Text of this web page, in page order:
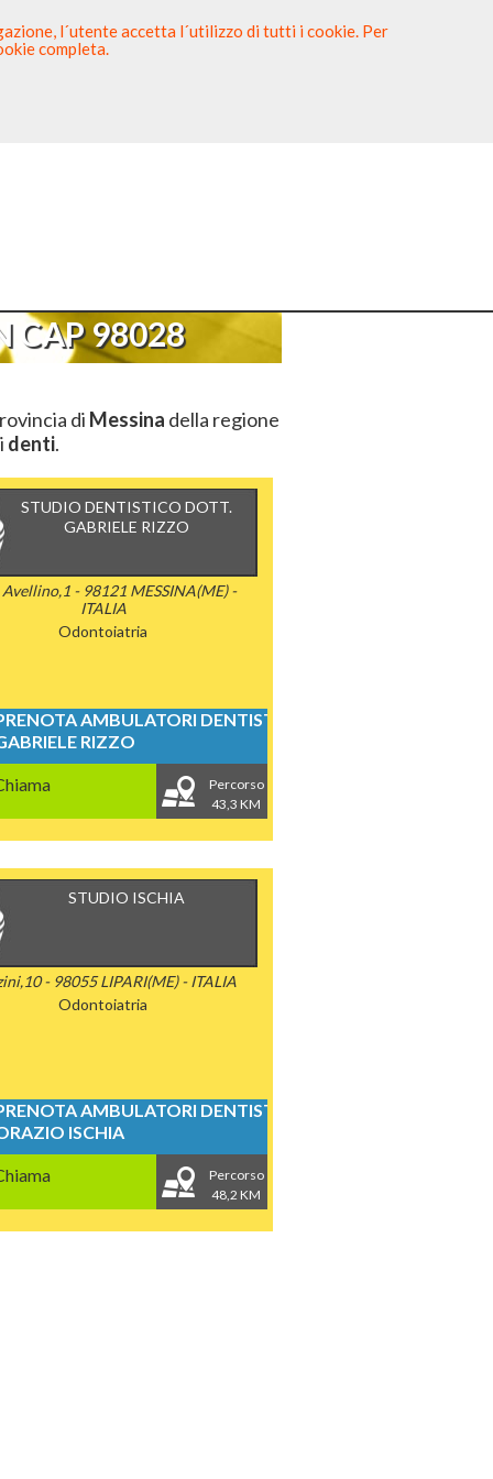
CAP 98028
di Messina della regione
denti.
STUDIO DENTISTICO DOTT.
GABRIELE RIZZO
Avellino,1 - 98121 MESSINA(ME) -
ITALIA
Odontoiatria
AMBULATORI DENTISTICI
RIZZO
Percorso
43,3 KM
STUDIO ISCHIA
- 98055 LIPARI(ME) - ITALIA
Odontoiatria
AMBULATORI DENTISTICI
ISCHIA
Percorso
48,2 KM
l´utente accetta l´utilizzo di tutti i cookie. Per
completa.